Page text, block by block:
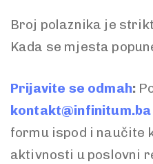
Broj polaznika je
Kada se mjesta
Prijavite se odmah:
kontakt@infinitum.ba
formu ispod i naučite
aktivnosti u poslovni